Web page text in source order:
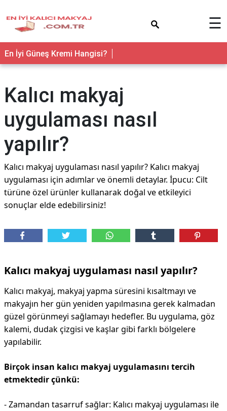
☰
En İyi Güneş Kremi Hangisi?
Kalıcı makyaj
uygulaması nasıl
yapılır?
Kalıcı makyaj uygulaması nasıl yapılır? Kalıcı makyaj
uygulaması için adımlar ve önemli detaylar. İpucu: Cilt
türüne özel ürünler kullanarak doğal ve etkileyici
sonuçlar elde edebilirsiniz!
Kalıcı makyaj uygulaması nasıl yapılır?
Kalıcı makyaj, makyaj yapma süresini kısaltmayı ve
makyajın her gün yeniden yapılmasına gerek kalmadan
güzel görünmeyi sağlamayı hedefler. Bu uygulama, göz
kalemi, dudak çizgisi ve kaşlar gibi farklı bölgelere
yapılabilir.
Birçok insan kalıcı makyaj uygulamasını tercih
etmektedir çünkü:
- Zamandan tasarruf sağlar: Kalıcı makyaj uygulaması ile